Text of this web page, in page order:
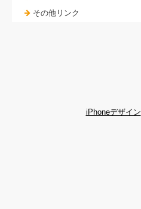
その他リンク
iPhoneデザイン